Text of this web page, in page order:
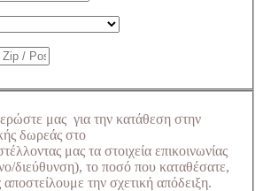
μας για την κατάθεση στην
δωρεάς στο
μας τα στοιχεία επικοινωνίας
διεύθυνση), το ποσό που καταθέσατε,
την σχετική απόδειξη.